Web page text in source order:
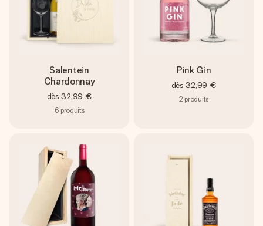
Salentein
Chardonnay
dès 32,99 €
6 produits
Pink Gin
dès 32,99 €
2 produits